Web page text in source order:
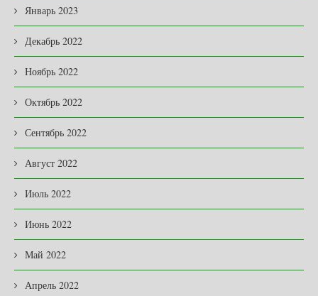
Январь 2023
Декабрь 2022
Ноябрь 2022
Октябрь 2022
Сентябрь 2022
Август 2022
Июль 2022
Июнь 2022
Май 2022
Апрель 2022